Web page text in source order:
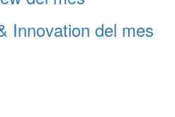
Innovation del mes